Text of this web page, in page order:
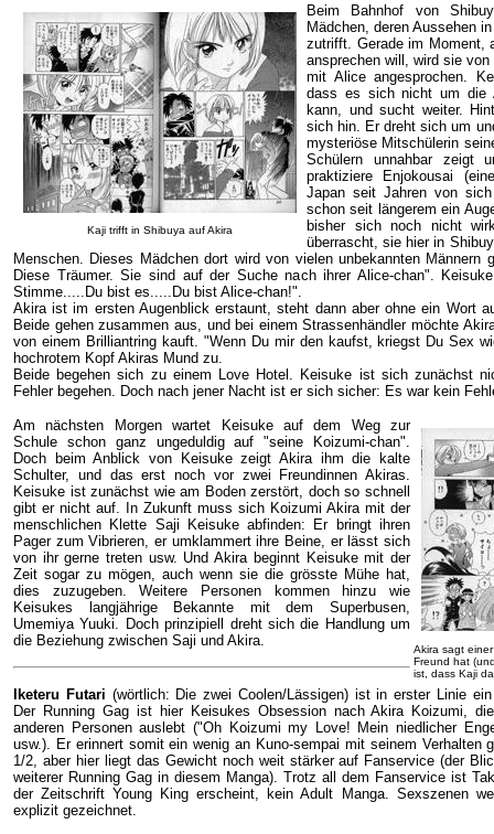
Kaji trifft in Shibuya auf Akira
Beim Bahnhof von
Mädchen, deren Aussehen
zutrifft. Gerade im Moment,
ansprechen will, wird sie
mit Alice angesprochen.
dass es sich nicht um die
kann, und sucht weiter.
sich hin. Er dreht sich um
mysteriöse Mitschülerin
Schülern unnahbar zeigt
praktiziere Enjokousai
Japan seit Jahren von
schon seit längerem ein
bisher sich noch nicht
überrascht, sie hier in
Menschen. Dieses Mädchen dort wird von vielen unbekannten Männern
Diese Träumer. Sie sind auf der Suche nach ihrer Alice-chan".
Stimme.....Du bist es.....Du bist Alice-chan!".
Akira ist im ersten Augenblick erstaunt, steht dann aber ohne ein Wort
Beide gehen zusammen aus, und bei einem Strassenhändler möchte
von einem Brilliantring kauft. "Wenn Du mir den kaufst, kriegst Du Sex
hochrotem Kopf Akiras Mund zu.
Beide begehen sich zu einem Love Hotel. Keisuke ist sich zunächst
Fehler begehen. Doch nach jener Nacht ist er sich sicher: Es war kein
Akira sagt
Freund hat
ist, dass Kaji
Am nächsten Morgen wartet Keisuke auf dem Weg zur
Schule schon ganz ungeduldig auf "seine Koizumi-chan".
Doch beim Anblick von Keisuke zeigt Akira ihm die kalte
Schulter, und das erst noch vor zwei Freundinnen Akiras.
Keisuke ist zunächst wie am Boden zerstört, doch so schnell
gibt er nicht auf. In Zukunft muss sich Koizumi Akira mit der
menschlichen Klette Saji Keisuke abfinden: Er bringt ihren
Pager zum Vibrieren, er umklammert ihre Beine, er lässt sich
von ihr gerne treten usw. Und Akira beginnt Keisuke mit der
Zeit sogar zu mögen, auch wenn sie die grösste Mühe hat,
dies zuzugeben. Weitere Personen kommen hinzu wie
Keisukes langjährige Bekannte mit dem Superbusen,
Umemiya Yuuki. Doch prinzipiell dreht sich die Handlung um
die Beziehung zwischen Saji und Akira.
Iketeru Futari (wörtlich: Die zwei Coolen/Lässigen) ist in erster Linie
Der Running Gag ist hier Keisukes Obsession nach Akira Koizumi,
anderen Personen auslebt ("Oh Koizumi my Love! Mein niedlicher
usw.). Er erinnert somit ein wenig an Kuno-sempai mit seinem Verhalten
1/2, aber hier liegt das Gewicht noch weit stärker auf Fanservice (der
weiterer Running Gag in diesem Manga). Trotz all dem Fanservice ist
der Zeitschrift Young King erscheint, kein Adult Manga. Sexszenen
explizit gezeichnet.